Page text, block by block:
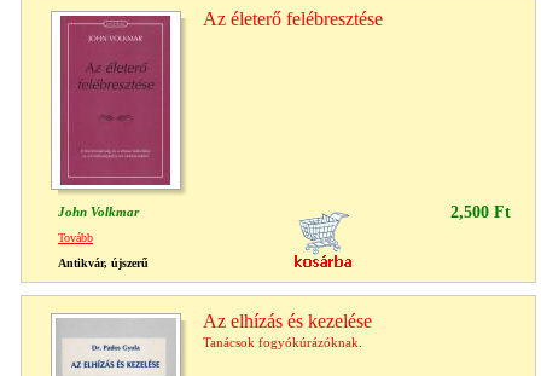
Az életerő felébresztése
John Volkmar 2,500 Ft
Tovább
Antikvár, újszerű
Az elhízás és kezelése
Tanácsok fogyókúrázóknak.